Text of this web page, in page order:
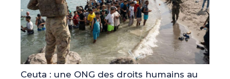
Ceuta : une ONG des droits humains au